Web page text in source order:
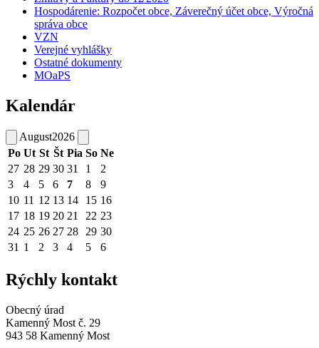
Hospodárenie: Rozpočet obce, Záverečný účet obce, Výročná
správa obce
VZN
Verejné vyhlášky
Ostatné dokumenty
MOaPS
Kalendár
August2026
Po Ut St Št Pia So Ne
27 28 29 30 31 1
2
3
4 5 6 7 8
9
10 11 12 13 14 15 16
17 18 19 20 21 22 23
24 25 26 27 28 29 30
31 1 2 3 4 5 6
Rýchly kontakt
Obecný úrad
Kamenný Most č. 29
943 58 Kamenný Most